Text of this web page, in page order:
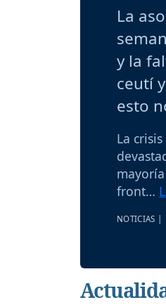
La
y la
ceutí
esto
La
front…
NOTICIAS |